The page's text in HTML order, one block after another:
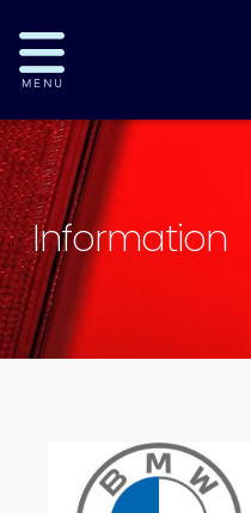
Information